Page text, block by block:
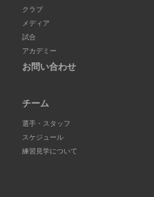
クラブ
メディア
試合
アカデミー
お問い合わせ
チーム
選手・スタッフ
スケジュール
練習見学について